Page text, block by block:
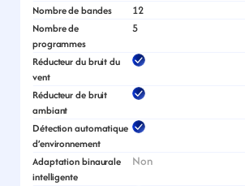
Nombre de bandes 12
Nombre de
programmes
5
Réducteur du bruit du
vent
Réducteur de bruit
ambiant
Détection automatique
d’environnement
Adaptation binaurale
intelligente
Non